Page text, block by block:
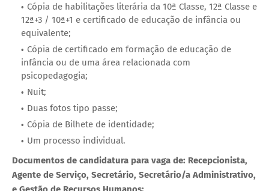
Cópia de habilitações literária da 10ª Classe, 12ª Classe e
12ª+3 / 10ª+1 e certificado de educação de infância ou
equivalente;
Cópia de certificado em formação de educação de
infância ou de uma área relacionada com
psicopedagogia;
Nuit;
Duas fotos tipo passe;
Cópia de Bilhete de identidade;
Um processo individual.
Documentos de candidatura para vaga de: Recepcionista,
Agente de Serviço, Secretário, Secretário/a Administrativo,